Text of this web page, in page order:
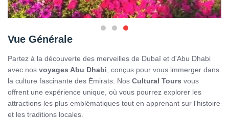
Vue Générale
Partez à la découverte des merveilles de Dubaï et d'Abu Dhabi
avec nos voyages Abu Dhabi , conçus pour vous immerger dans
la culture fascinante des Émirats. Nos Cultural Tours vous
offrent une expérience unique, où vous pourrez explorer les
attractions les plus emblématiques tout en apprenant sur l'histoire
et les traditions locales.